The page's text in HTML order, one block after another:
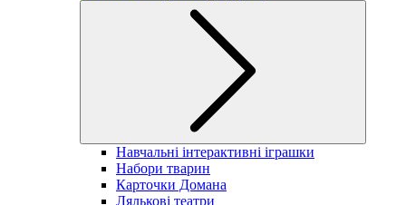
Навчальні інтерактивні іграшки
Набори тварин
Карточки Домана
Лялькові театри